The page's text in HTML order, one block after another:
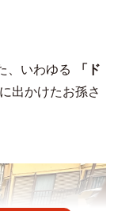
、いわゆる
「ド
出かけたお孫さ